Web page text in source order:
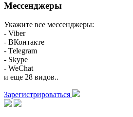
Мессенджеры
Укажите все мессенджеры:
- Viber
- ВКонтакте
- Telegram
- Skype
- WeChat
и еще 28 видов..
Зарегистрироваться